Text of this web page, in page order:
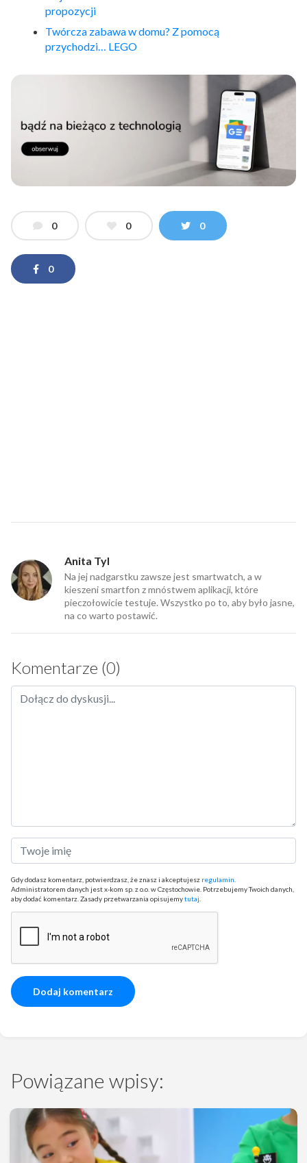
propozycji
Twórcza zabawa w domu? Z pomocą
przychodzi… LEGO
0 0 0
0
Anita Tyl
Na jej nadgarstku zawsze jest smartwatch, a w
kieszeni smartfon z mnóstwem aplikacji, które
pieczołowicie testuje. Wszystko po to, aby było jasne,
na co warto postawić.
Komentarze (0)
Gdy dodasz komentarz, potwierdzasz, że znasz i akceptujesz regulamin
Administratorem danych jest x-kom sp. z o.o. w Częstochowie. Potrzebujemy Twoich danych,
aby dodać komentarz. Zasady przetwarzania opisujemytutaj
Powiązane wpisy: